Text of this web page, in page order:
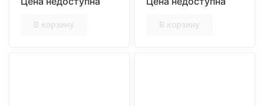
В корзину В корзину